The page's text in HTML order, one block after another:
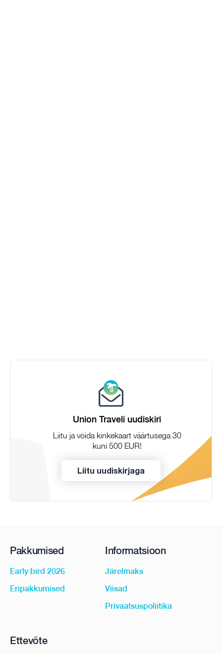
Union Traveli uudiskiri
Liitu ja võida kinkekaart väärtusega 30
kuni 500 EUR!
Liitu uudiskirjaga
Pakkumised
Early bird 2026
Eripakkumised
Informatsioon
Järelmaks
Viisad
Privaatsuspoliitika
Ettevõte